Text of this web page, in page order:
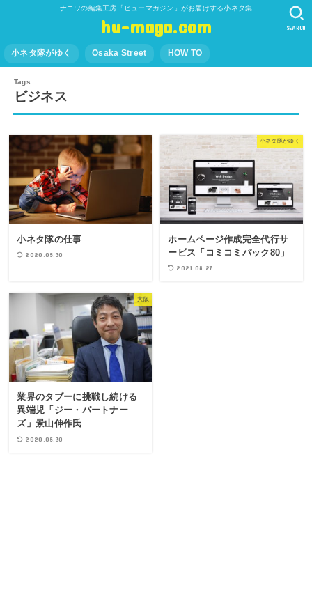
ナニワの編集工房「ヒューマガジン」がお届けする小ネタ集
hu-maga.com
小ネタ隊がゆく Osaka Street HOW TO
SEARCH
ビジネス
小ネタ隊の仕事
2020.05.30
小ネタ隊がゆく
ホームページ作成完全代行サ
ービス「コミコミパック80」
2021.08.27
大阪
業界のタブーに挑戦し続ける
異端児「ジー・パートナー
ズ」景山伸作氏
2020.05.30